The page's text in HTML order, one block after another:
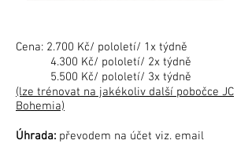
Cena: 2.700 Kč/ pololetí/ 1x týdně
4.300 Kč/ pololetí/ 2x týdně
5.500 Kč/ pololetí/ 3x týdně
(lze trénovat na jakékoliv další pobočce JC
Bohemia)
Úhrada: převodem na účet viz. email